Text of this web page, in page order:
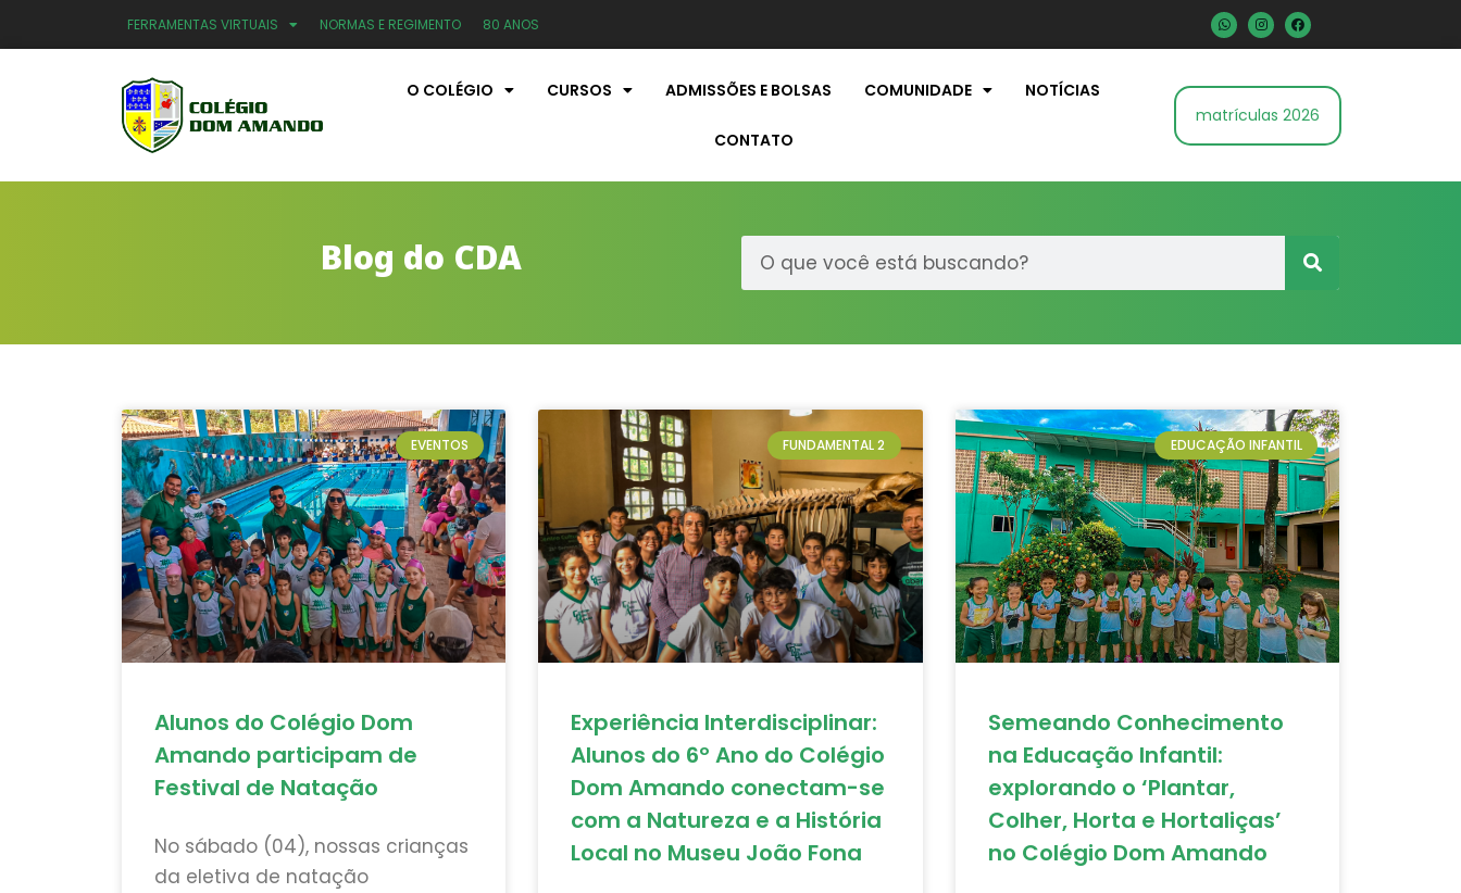
FERRAMENTAS VIRTUAIS NORMAS E REGIMENTO 80 ANOS
O COLÉGIO CURSOS ADMISSÕES E BOLSAS COMUNIDADE NOTÍCIAS
CONTATO
matrículas 2026
Blog do CDA
EVENTOS
Alunos do Colégio Dom
Amando participam de
Festival de Natação
No sábado (04), nossas crianças
da eletiva de natação
FUNDAMENTAL 2
Experiência Interdisciplinar:
Alunos do 6º Ano do Colégio
Dom Amando conectam-se
com a Natureza e a História
Local no Museu João Fona
EDUCAÇÃO INFANTIL
Semeando Conhecimento
na Educação Infantil:
explorando o ‘Plantar,
Colher, Horta e Hortaliças’
no Colégio Dom Amando